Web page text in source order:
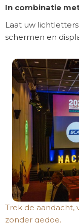
In combinatie
Laat uw
schermen en
Trek de aandacht,
zonder gedoe.